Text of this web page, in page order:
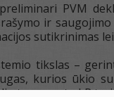
PVM
ir
sutikrinimas
tikslas –
kurios ūkio
transportu LR